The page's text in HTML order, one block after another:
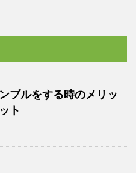
ブルをする時のメリッ
ト